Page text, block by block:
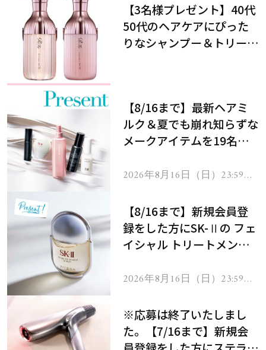
【3名様プレゼント】40代
50代のヘアケアにぴった
りなシャンプー＆トリート
【8/16まで】最新ヘアミ
ルク＆夏でも崩れ知らずな
メークアイテムを19名様
2026年8月16日（日）23:59ま
【8/16まで】新規会員登
録をした方にSK-Ⅱの フェ
イシャル トリートメント
2026年8月16日（日）23:59ま
※応募は終了いたしまし
た。【7/16まで】新規会